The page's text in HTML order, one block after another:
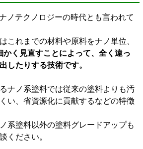
ノテクノロジーの時代とも言われて
これまでの材料や原料をナノ単位、
かく見直すことによって、全く違っ
したりする技術です。
ナノ系塗料では従来の塗料よりも汚
い、省資源化に貢献するなどの特徴
系塗料以外の塗料グレードアップも
ください。